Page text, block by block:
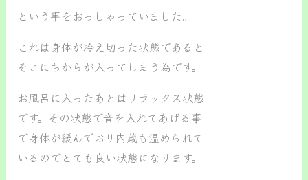
という事をおっしゃっていました。
これは身体が冷え切った状態であると
そこにちからが入ってしまう為です。
お風呂に入ったあとはリラックス状態
です。その状態で音を入れてあげる事
で身体が緩んでおり内蔵も温められて
いるのでとても良い状態になります。